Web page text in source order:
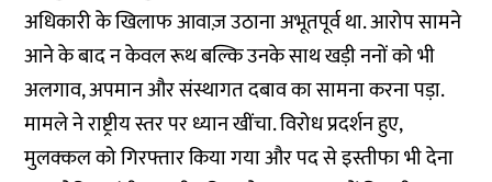
अधिकारी के खिलाफ आवाज़ उठाना अभूतपूर्व था. आरोप सामने
आने के बाद न केवल रूथ बल्कि उनके साथ खड़ी ननों को भी
अलगाव, अपमान और संस्थागत दबाव का सामना करना पड़ा.
मामले ने राष्ट्रीय स्तर पर ध्यान खींचा. विरोध प्रदर्शन हुए,
मुलक्कल को गिरफ्तार किया गया और पद से इस्तीफा भी देना